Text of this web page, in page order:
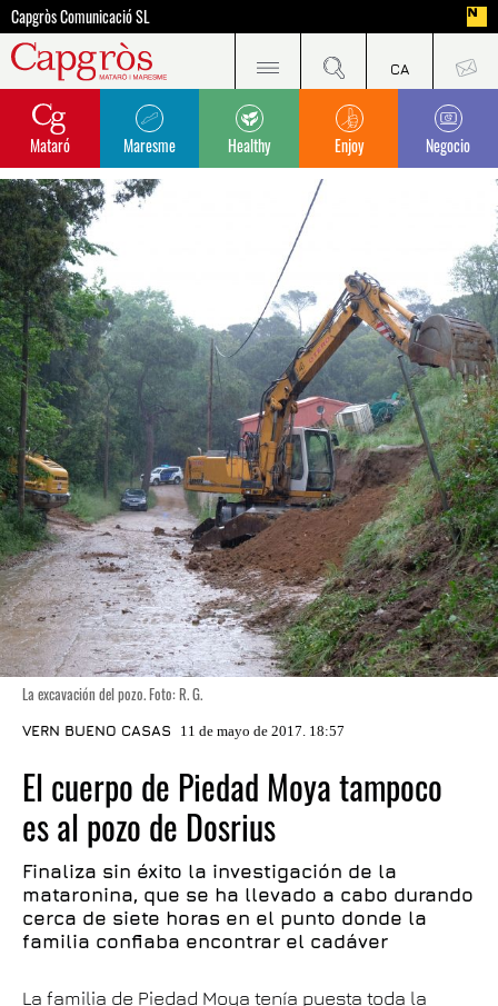
Capgròs Comunicació SL
Mataró Maresme Healthy Enjoy Negocio
La excavación del pozo. Foto: R. G.
VERN BUENO CASAS 11 de mayo de 2017. 18:57
El cuerpo de Piedad Moya tampoco
es al pozo de Dosrius
Finaliza sin éxito la investigación de la
mataronina, que se ha llevado a cabo durando
cerca de siete horas en el punto donde la
familia confiaba encontrar el cadáver
La familia de Piedad Moya tenía puesta toda la